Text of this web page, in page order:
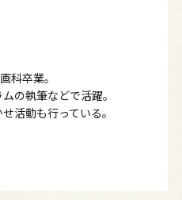
科卒業。
の執筆などで活躍。
活動も行っている。